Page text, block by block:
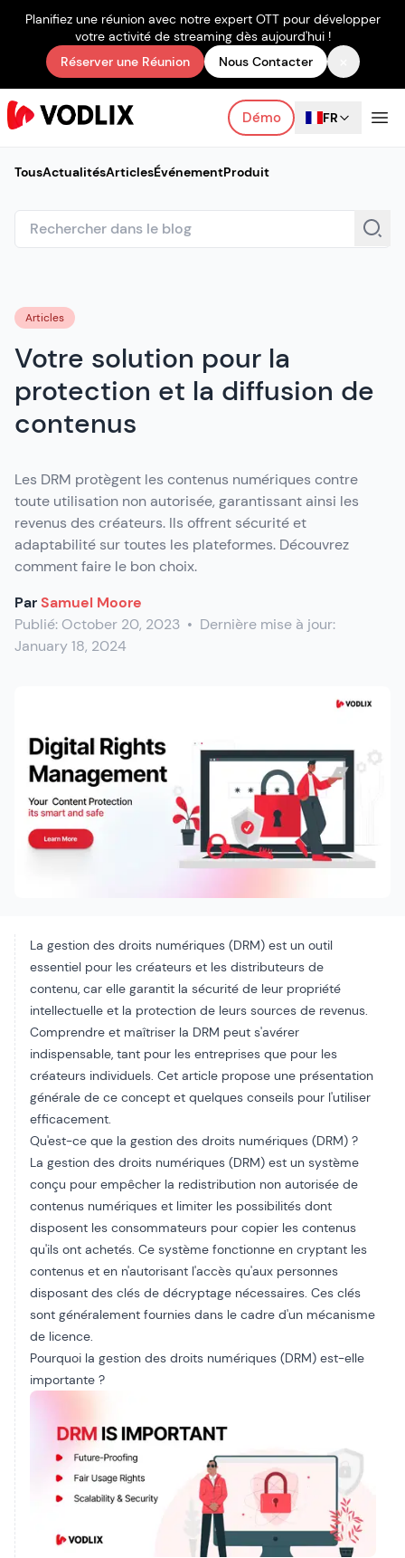
Planifiez une réunion avec notre expert OTT pour développer
votre activité de streaming dès aujourd'hui !
Réserver une Réunion
Nous Contacter
Démo FR
TousActualitésArticlesÉvénementProduit
Articles
Votre solution pour la
protection et la diffusion de
contenus
Les DRM protègent les contenus numériques contre
toute utilisation non autorisée, garantissant ainsi les
revenus des créateurs. Ils offrent sécurité et
adaptabilité sur toutes les plateformes. Découvrez
comment faire le bon choix.
ParSamuel Moore
Publié: October 20, 2023 • Dernière mise à jour:
January 18, 2024
La gestion des droits numériques (DRM) est un outil
essentiel pour les créateurs et les distributeurs de
contenu, car elle garantit la sécurité de leur propriété
intellectuelle et la protection de leurs sources de revenus.
Comprendre et maîtriser la DRM peut s'avérer
indispensable, tant pour les entreprises que pour les
créateurs individuels. Cet article propose une présentation
générale de ce concept et quelques conseils pour l'utiliser
efficacement.
Qu'est-ce que la gestion des droits numériques (DRM) ?
La gestion des droits numériques (DRM) est un système
conçu pour empêcher la redistribution non autorisée de
contenus numériques et limiter les possibilités dont
disposent les consommateurs pour copier les contenus
qu'ils ont achetés. Ce système fonctionne en cryptant les
contenus et en n'autorisant l'accès qu'aux personnes
disposant des clés de décryptage nécessaires. Ces clés
sont généralement fournies dans le cadre d'un mécanisme
de licence.
Pourquoi la gestion des droits numériques (DRM) est-elle
importante ?